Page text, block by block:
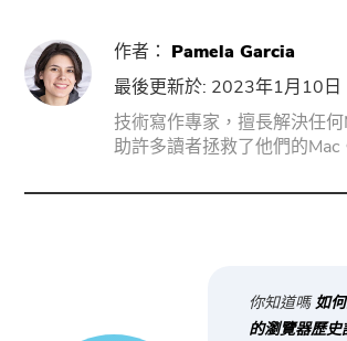
音視頻轉換器
Screen Recorder
作者： Pamela Garcia
最後更新於: 2023年1月10日
技術寫作專家，擅長解決任
助許多讀者拯救了他們的Mac
你知道嗎如
的瀏覽器歷史